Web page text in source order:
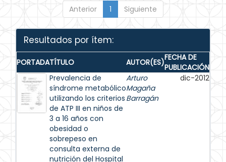
Anterior 1 Siguiente
Resultados por ítem:
PORTADATÍTULO AUTOR(ES)FECHA DE
PUBLICACIÓN
Prevalencia de
síndrome metabólico
utilizando los criterios
de ATP III en niños de
3 a 16 años con
obesidad o
sobrepeso en
consulta externa de
nutrición del Hospital
Arturo
Magaña
Barragán
dic-2012